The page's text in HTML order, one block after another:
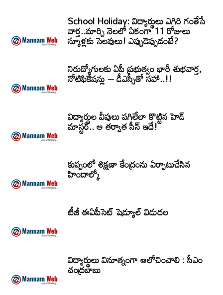
School Holiday: విద్యార్థులు ఎగిరి గంతేసే
వార్త..మార్చి నెలలో ఏకంగా 11 రోజులు
స్కూళ్లకు సెలవులు! ఎప్పుడెప్పుడంటే?
నిరుద్యోగులకు ఏపీ ప్రభుత్వం భారీ శుభవార్త,
నోటిఫికేషన్లు – డీఎస్సీతో సహా..!!
విద్యార్ధుల వీపులు పగిలేలా కొట్టిన హెడ్
మాస్టర్.. ఆ తర్వాత సీన్‌ ఇదే!
కుప్పంలో శిక్షణా కేంద్రంను ఏర్పాటుచేసిన
హిందాల్కో
టీజీ ఈఏపీసెట్‌ షెడ్యూల్‌ విడుదల
విద్యార్థులు వినూత్నంగా ఆలోచించాలి : సీఎం
చంద్రబాబు